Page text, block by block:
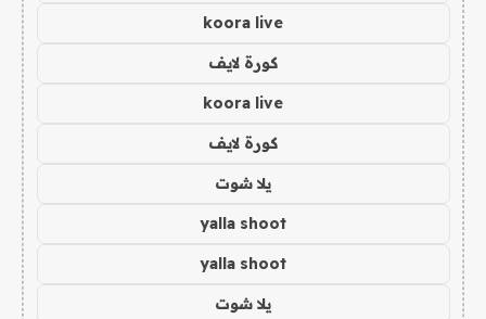
koora live
كورة لايف
koora live
كورة لايف
يلا شوت
yalla shoot
yalla shoot
يلا شوت